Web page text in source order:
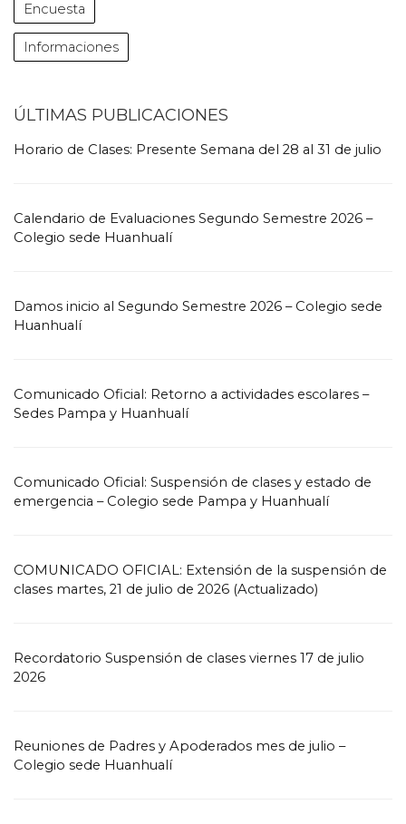
Encuesta
Informaciones
ÚLTIMAS PUBLICACIONES
Horario de Clases: Presente Semana del 28 al 31 de julio
Calendario de Evaluaciones Segundo Semestre 2026 –
Colegio sede Huanhualí
Damos inicio al Segundo Semestre 2026 – Colegio sede
Huanhualí
Comunicado Oficial: Retorno a actividades escolares –
Sedes Pampa y Huanhualí
Comunicado Oficial: Suspensión de clases y estado de
emergencia – Colegio sede Pampa y Huanhualí
COMUNICADO OFICIAL: Extensión de la suspensión de
clases martes, 21 de julio de 2026 (Actualizado)
Recordatorio Suspensión de clases viernes 17 de julio
2026
Reuniones de Padres y Apoderados mes de julio –
Colegio sede Huanhualí